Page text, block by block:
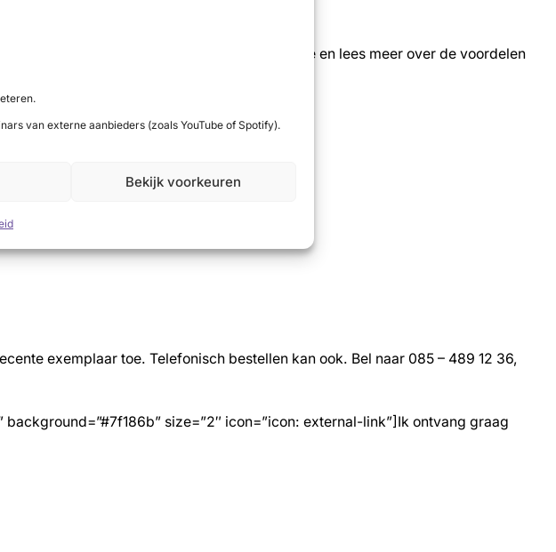
van externe aanbieders (zoals YouTube of Spotify).
Bekijk voorkeuren
size=”2″ icon=”icon: play”]Bekijk het filmpje en lees meer over de voordelen
exemplaar toe. Telefonisch bestellen kan ook. Bel naar 085 – 489 12 36,
size=”2″ icon=”icon: external-link”]Ik ontvang graag